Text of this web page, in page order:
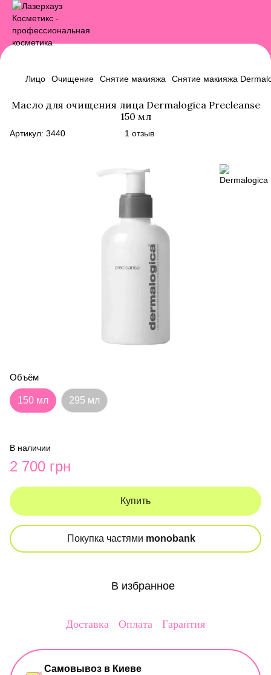
Лицо Очищение Снятие макияжа Снятие макияжа
Масло для очищения лица Dermalogica Precleanse
150 мл
Артикул: 3440 1 отзыв
Объём
150 мл 295 мл
В наличии
2 700 грн
Купить
Покупка частями monobank
В избранное
Доставка Оплата Гарантия
Самовывоз в Киеве